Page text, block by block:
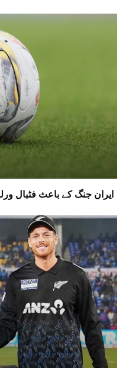
ایران جنگ کے باعث فٹبال